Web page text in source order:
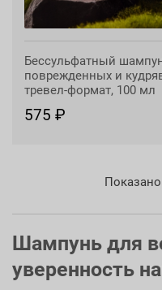
Бессульфатный
поврежденных и
тревел-формат, 100 мл
575 ₽
Шампунь для
уверенность